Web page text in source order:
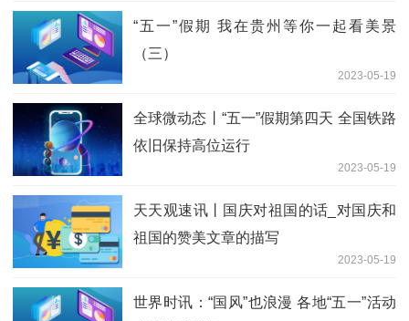
“五一”假期 我在贵州等你一起看美景
（三）
2023-05-19
全球微动态丨“五一”假期第四天 全国铁路
依旧保持高位运行
2023-05-19
天天观速讯丨国庆对祖国的话_对国庆和
祖国的赞美文章的描写
2023-05-19
世界时讯：“国风”也浪漫 各地“五一”活动